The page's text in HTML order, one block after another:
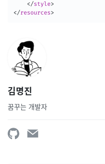
</style>
</resources>
김명진
꿈꾸는 개발자